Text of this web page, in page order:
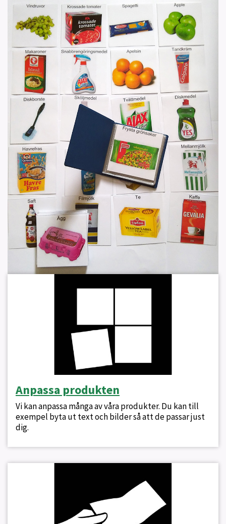
Anpassa produkten
Vi kan anpassa många av våra produkter. Du kan till
exempel byta ut text och bilder så att de passar just
dig.